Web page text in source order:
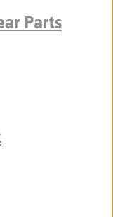
Parts